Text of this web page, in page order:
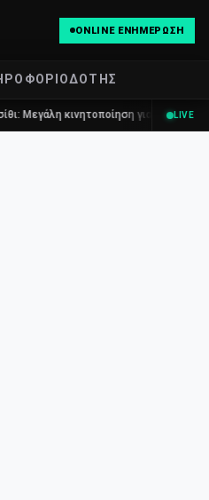
ONLINE ΕΝΗΜΈΡΩΣΗ
κινητοποίηση για τη φωτιά στη Σητεία
LIVE